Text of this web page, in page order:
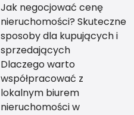
Jak negocjować cenę
nieruchomości? Skuteczne
sposoby dla kupujących i
sprzedających
Dlaczego warto
współpracować z
lokalnym biurem
nieruchomości w